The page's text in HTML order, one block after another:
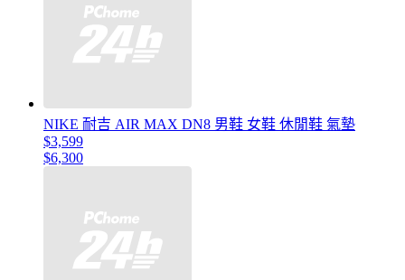
NIKE 耐吉 AIR MAX DN8 男鞋 女鞋 休閒鞋 氣墊
$3,599
$6,300